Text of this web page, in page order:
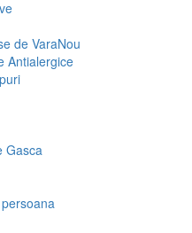
de VaraNou
Antialergice
Gasca